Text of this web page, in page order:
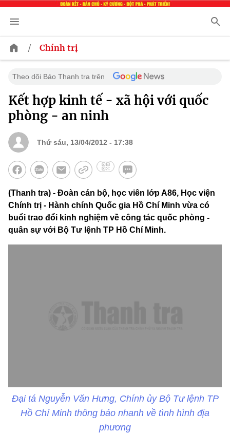
/ Chính trị
Theo dõi Báo Thanh tra trên
Kết hợp kinh tế - xã hội với quốc
phòng - an ninh
Thứ sáu, 13/04/2012 - 17:38
(Thanh tra) - Đoàn cán bộ, học viên lớp A86, Học viện
Chính trị - Hành chính Quốc gia Hồ Chí Minh vừa có
buổi trao đổi kinh nghiệm về công tác quốc phòng -
quân sự với Bộ Tư lệnh TP Hồ Chí Minh.
Đại tá Nguyễn Văn Hưng, Chính ủy Bộ Tư lệnh TP
Hồ Chí Minh thông báo nhanh về tình hình địa
phương